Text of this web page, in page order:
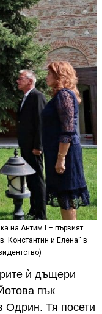
на Антим I – първият
Константин и Елена“ в
ѝ дъщери
пък
Одрин. Тя посети